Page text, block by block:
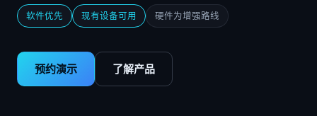
软件优先 现有设备可用 硬件为增强路线
预约演示 了解产品